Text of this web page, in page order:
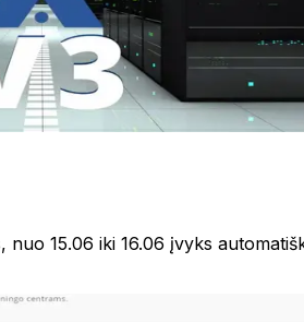
15.06 iki 16.06 įvyks